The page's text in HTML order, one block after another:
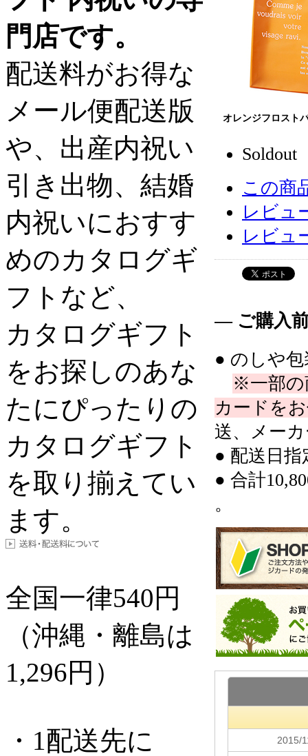
オレンジフロスト
Soldout
この商
レビュ
レビュ
― ご購入
● のしや
※一部の
カードを
送、メー
● 配送日指
● 合計
。
門店です。
配送料がお得な
メール便配送版
や、出産内祝い
引き出物、結婚
内祝いにおすす
めのカタログギ
フトなど、
カタログギフト
をお探しのあな
たにぴったりの
カタログギフト
を取り揃えてい
ます。
全国一律540円
（沖縄・離島は
1,296円）
・1配送先に